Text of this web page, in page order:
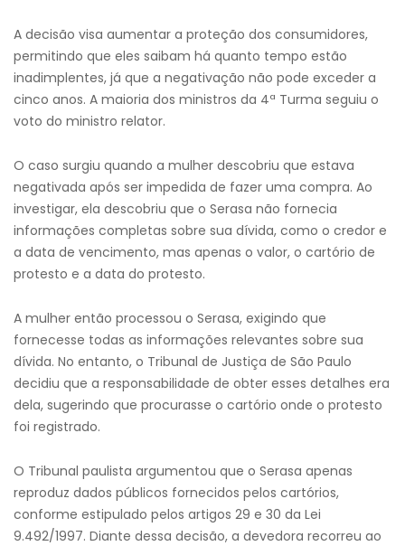
A decisão visa aumentar a proteção dos consumidores,
permitindo que eles saibam há quanto tempo estão
inadimplentes, já que a negativação não pode exceder a
cinco anos. A maioria dos ministros da 4ª Turma seguiu o
voto do ministro relator.
O caso surgiu quando a mulher descobriu que estava
negativada após ser impedida de fazer uma compra. Ao
investigar, ela descobriu que o Serasa não fornecia
informações completas sobre sua dívida, como o credor e
a data de vencimento, mas apenas o valor, o cartório de
protesto e a data do protesto.
A mulher então processou o Serasa, exigindo que
fornecesse todas as informações relevantes sobre sua
dívida. No entanto, o Tribunal de Justiça de São Paulo
decidiu que a responsabilidade de obter esses detalhes era
dela, sugerindo que procurasse o cartório onde o protesto
foi registrado.
O Tribunal paulista argumentou que o Serasa apenas
reproduz dados públicos fornecidos pelos cartórios,
conforme estipulado pelos artigos 29 e 30 da Lei
9.492/1997. Diante dessa decisão, a devedora recorreu ao